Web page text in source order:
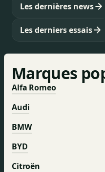
votre recherche de
Les dernières news
Les derniers essais
Marques
Alfa Romeo
Audi
BMW
BYD
Citroën